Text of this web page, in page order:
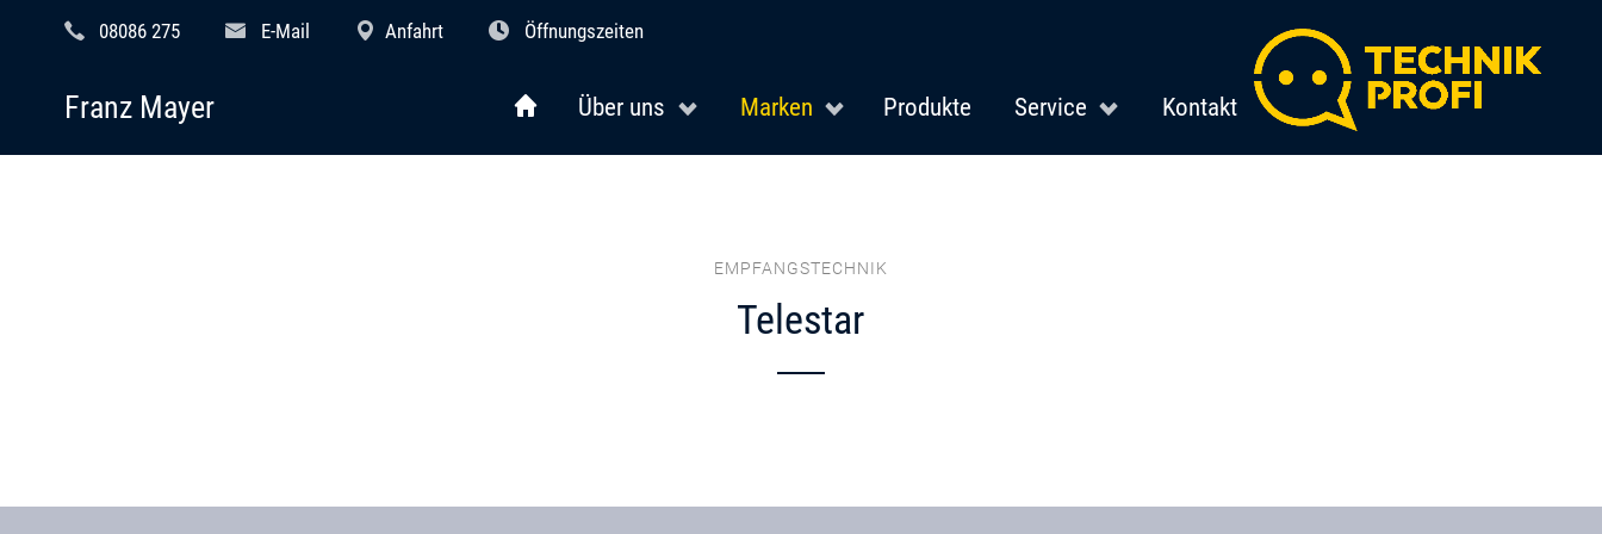
08086 275 E-Mail Anfahrt Öffnungszeiten
Über uns Marken Produkte Service Kontakt
Franz Mayer
EMPFANGSTECHNIK
Telestar